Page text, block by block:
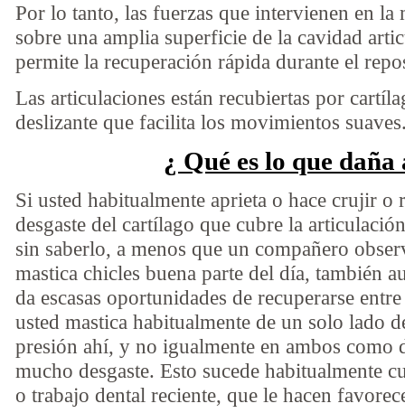
Por lo tanto, las fuerzas que intervienen en
sobre una amplia superficie de la cavidad
permite la recuperación rápida durante el
Las articulaciones están recubiertas por
deslizante que facilita los movimientos
¿ Qué es lo que
Si usted habitualmente aprieta o hace crujir o
desgaste del cartílago que cubre la
sin saberlo, a menos que un compañero
mastica chicles buena parte del día, también
da escasas oportunidades de recuperarse
usted mastica habitualmente de un solo lado
presión ahí, y no igualmente en ambos como
mucho desgaste. Esto sucede habitualmente
o trabajo dental reciente, que le hacen